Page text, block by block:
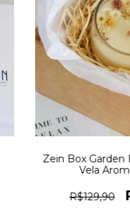
Zein Box
Vela
R$129,90